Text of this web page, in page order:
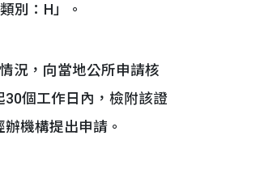
別：H」。
況，向當地公所申請核
個工作日內，檢附該證
機構提出申請。